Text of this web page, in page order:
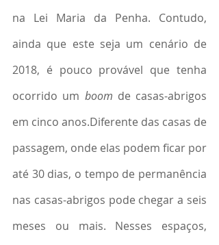
na Lei Maria da Penha. Contudo,
ainda que este seja um cenário de
2018, é pouco provável que tenha
ocorrido um boom de casas-abrigos
em cinco anos.Diferente das casas de
passagem, onde elas podem ficar por
até 30 dias, o tempo de permanência
nas casas-abrigos pode chegar a seis
meses ou mais. Nesses espaços,